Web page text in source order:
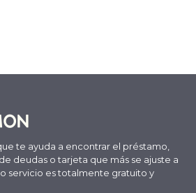
te ayuda a encontrar el préstamo,
deudas o tarjeta que más se ajuste a
servicio es totalmente gratuito y